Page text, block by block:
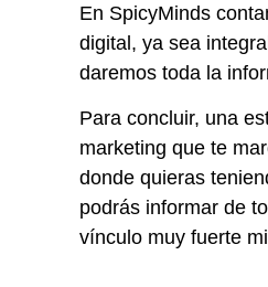
En SpicyMinds
digital, ya sea
daremos toda la
Para concluir, una
marketing que te
donde quieras
podrás informar de
vínculo muy fuerte